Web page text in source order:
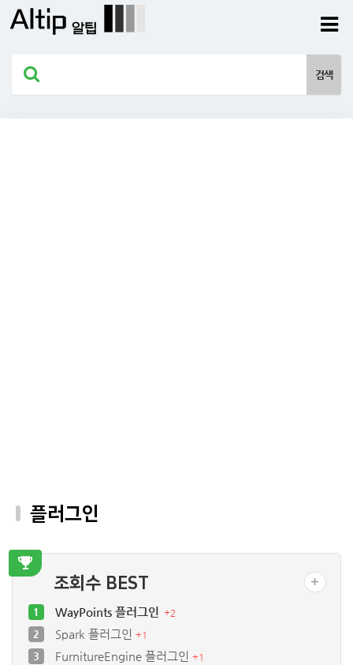
플러그인
조회수 BEST
1 WayPoints 플러그인 +2
2 Spark 플러그인 +1
3 FurnitureEngine 플러그인 +1